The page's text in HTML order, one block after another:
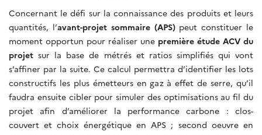
Concernant le défi sur la connaissance des produits et leurs
quantités, l’avant-projet sommaire (APS)peut constituer le
moment opportun pour réaliser une première étude ACV du
projet sur la base de métrés et ratios simplifiés qui vont
s’affiner par la suite. Ce calcul permettra d’identifier les lots
constructifs les plus émetteurs en gaz à effet de serre, qu’il
faudra ensuite cibler pour simuler des optimisations au fil du
projet afin d’améliorer la performance carbone : clos-
couvert et choix énergétique en APS ; second oeuvre en